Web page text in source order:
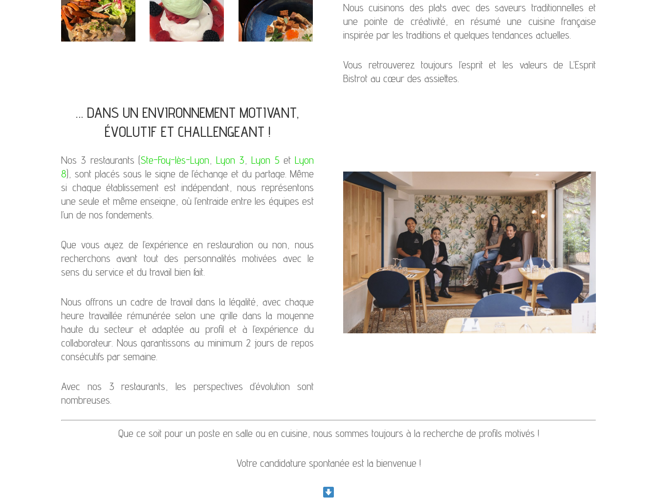
Nous cuisinons des plats avec des saveurs traditionnelles et
une pointe de créativité, en résumé une cuisine française
inspirée par les traditions et quelques tendances actuelles.
Vous retrouverez toujours l’esprit et les valeurs de L’Esprit
Bistrot au cœur des assiettes.
… DANS UN ENVIRONNEMENT MOTIVANT,
ÉVOLUTIF ET CHALLENGEANT !
Nos 3 restaurants (Ste-Foy-lès-Lyon Lyon 3 ,Lyon 5 etLyon
8), sont placés sous le signe de l’échange et du partage. Même
si chaque établissement est indépendant, nous représentons
une seule et même enseigne, où l’entraide entre les équipes est
l’un de nos fondements.
Que vous ayez de l’expérience en restauration ou non, nous
recherchons avant tout des personnalités motivées avec le
sens du service et du travail bien fait.
Nous offrons un cadre de travail dans la légalité, avec chaque
heure travaillée rémunérée selon une grille dans la moyenne
haute du secteur et adaptée au profil et à l’expérience du
collaborateur. Nous garantissons au minimum 2 jours de repos
consécutifs par semaine.
Avec nos 3 restaurants, les perspectives d’évolution sont
nombreuses.
Que ce soit pour un poste en salle ou en cuisine, nous sommes toujours à la recherche de profils motivés !
Votre candidature spontanée est la bienvenue !